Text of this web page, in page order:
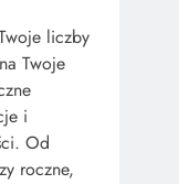
liczby
Twoje
i
Od
roczne,